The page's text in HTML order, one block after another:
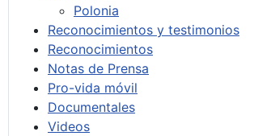
Polonia
Reconocimientos y testimonios
Reconocimientos
Notas de Prensa
Pro-vida móvil
Documentales
Videos